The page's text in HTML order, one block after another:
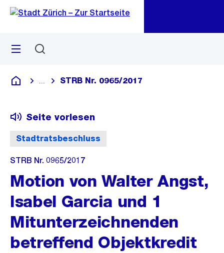
Navigation
Sprunglink
Menü
Deutsch
Blende alle Breadcrumbs ein
STRB Nr. 0965/2017
Stadtratsbeschluss
Seite vorlesen
STRB Nr. 0965/2017
Motion von Walter Angst,
Isabel Garcia und 1
Mitunterzeichnenden
betreffend Objektkredit